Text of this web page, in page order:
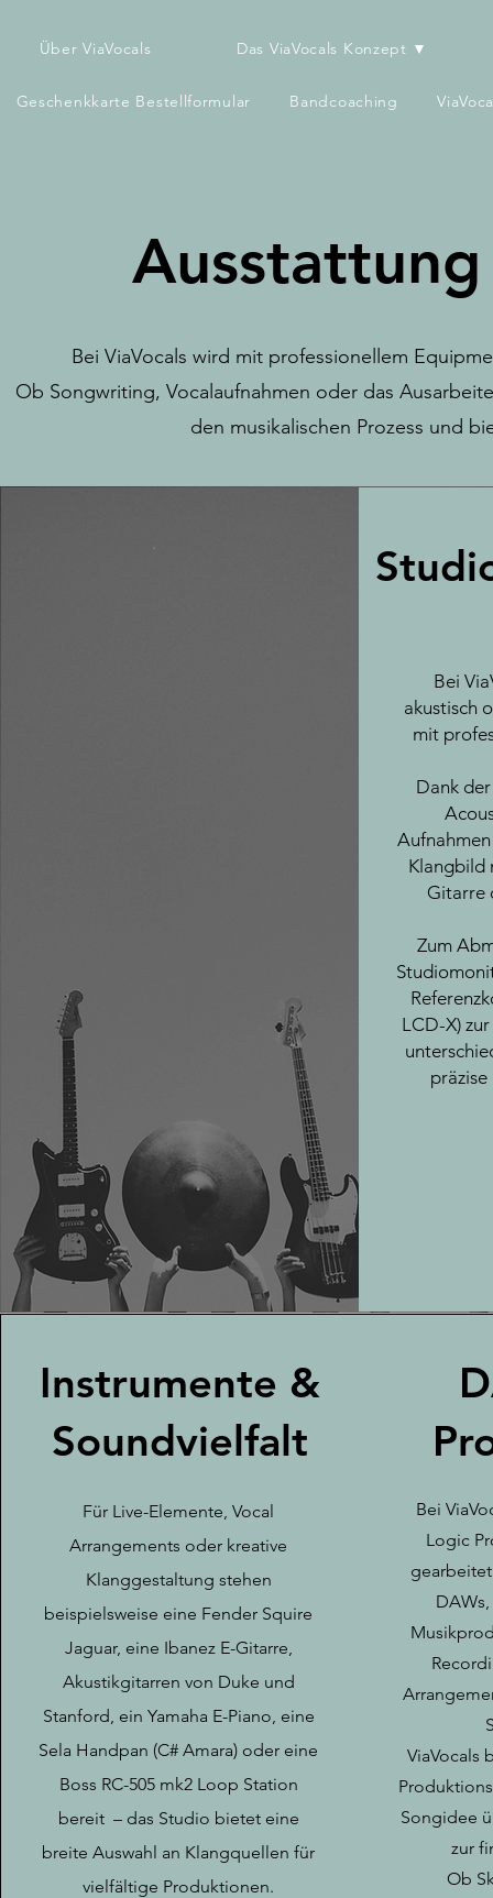
Über ViaVocals Das ViaVocals Konzept ▼
Geschenkkarte Bestellformular Bandcoaching
Bei ViaVocals wird mit professionellem
Ob Songwriting, Vocalaufnahmen oder das
den musikalischen Prozess und
Bei
akustisch
mit
Dank
Klangbild
Gitarre
Zum
LCD-X)
Instrumente &
Soundvielfalt
Für Live-Elemente, Vocal
Arrangements oder kreative
Klanggestaltung stehen
beispielsweise eine Fender Squire
Jaguar, eine Ibanez E-Gitarre,
Akustikgitarren von Duke und
Stanford, ein Yamaha E-Piano, eine
Sela Handpan (C# Amara) oder eine
Boss RC-505 mk2 Loop Station
bereit – das Studio bietet eine
breite Auswahl an Klangquellen für
vielfältige Produktionen.
Bei
Logic
ViaVocals
Songidee
zur
Ob